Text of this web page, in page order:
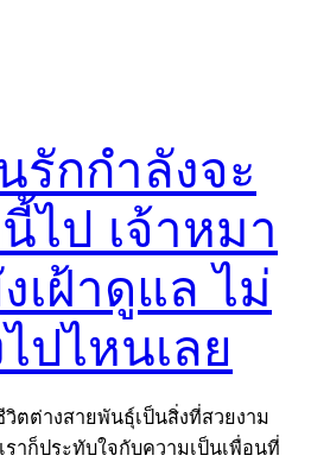
รักกำลังจะ
ไป เจ้าหมา
เฝ้าดูแล ไม่
ปไหนเลย
ตต่างสายพันธุ์เป็นสิ่งที่สวยงาม
ราก็ประทับใจกับความเป็นเพื่อนที่